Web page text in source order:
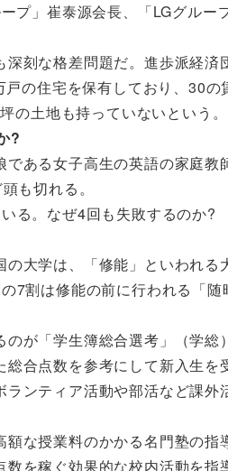
プ」崔泰源会長、「LGグルー
刻な格差問題だ。進歩派経済
の住宅を保有しており、30
土地も持っていないという。
?
ある女子高生の英語の家庭教
も切れる。
る。なぜ4回も失敗するのか
大学は、「修能」といわれる
7割は修能の前に行われる「
が「学生簿総合選考」（学
合点数を参考にして新入生
ンティア活動や部活など課
な授業料のかかる名門塾の指
を稼ぐ効果的な校内活動を